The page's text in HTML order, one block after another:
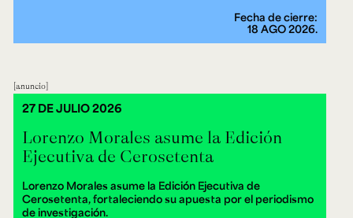
Fecha de cierre:
18 AGO 2026.
anuncio
Lorenzo Morales asume la Edición
Ejecutiva de Cerosetenta
Lorenzo Morales asume la Edición Ejecutiva de
Cerosetenta, fortaleciendo su apuesta por el periodismo
de investigación.
27 DE JULIO 2026